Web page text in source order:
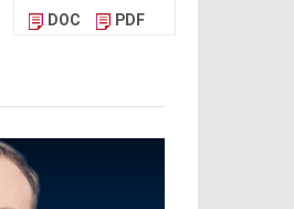
DOC PDF